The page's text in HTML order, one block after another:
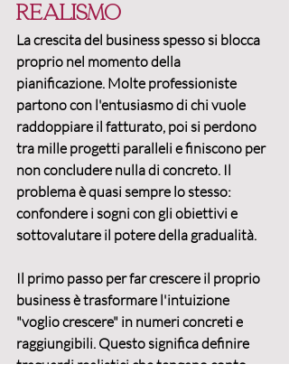
realismo
La crescita del business spesso si blocca
proprio nel momento della
pianificazione. Molte professioniste
partono con l'entusiasmo di chi vuole
raddoppiare il fatturato, poi si perdono
tra mille progetti paralleli e finiscono per
non concludere nulla di concreto. Il
problema è quasi sempre lo stesso:
confondere i sogni con gli obiettivi e
sottovalutare il potere della gradualità.
Il primo passo per far crescere il proprio
business è trasformare l'intuizione
"voglio crescere" in numeri concreti e
raggiungibili. Questo significa definire
traguardi realistici che tengano conto